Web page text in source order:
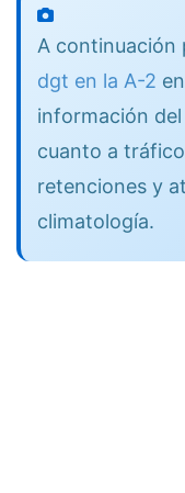
A continuación
dgt en la A-2
información
cuanto a
retenciones y
climatología.